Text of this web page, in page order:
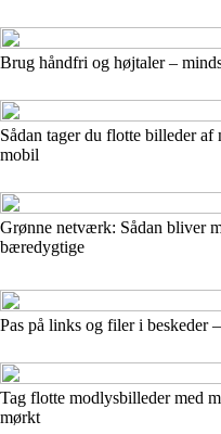
Brug håndfri og højtaler –
Sådan tager du flotte billeder af
mobil
Grønne netværk: Sådan bliver
bæredygtige
Pas på links og filer i beskeder
Tag flotte modlysbilleder med
mørkt